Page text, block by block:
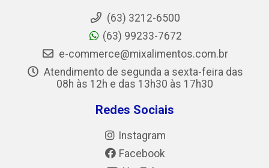
(63) 3212-6500
(63) 99233-7672
e-commerce@mixalimentos.com.br
Atendimento de segunda a sexta-feira das
08h às 12h e das 13h30 às 17h30
Redes Sociais
Instagram
Facebook